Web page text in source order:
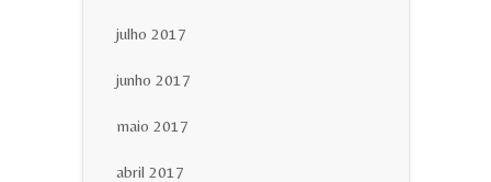
julho 2017
junho 2017
maio 2017
abril 2017